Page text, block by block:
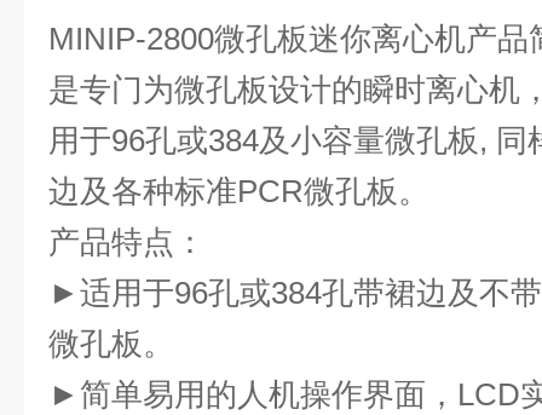
MINIP-2800微孔板迷你离心机产品
是专门为微孔板设计的瞬时离心机
用于96孔或384及小容量微孔板,
边及各种标准PCR微孔板。
产品特点：
►适用于96孔或384孔带裙边及不
微孔板。
►简单易用的人机操作界面，LCD